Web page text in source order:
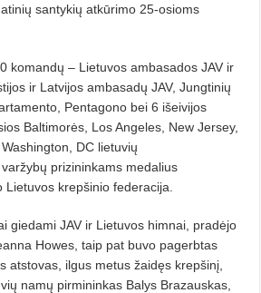
santykių atkūrimo 25-osioms
komandų – Lietuvos ambasados JAV ir
ir Latvijos ambasadų JAV, Jungtinių
Pentagono bei 6 išeivijos
Baltimorės, Los Angeles, New Jersey,
DC lietuvių
prizininkams medalius
krepšinio federacija.
giedami JAV ir Lietuvos himnai, pradėjo
Howes, taip pat buvo pagerbtas
atstovas, ilgus metus žaidęs krepšinį,
namų pirmininkas Balys Brazauskas,